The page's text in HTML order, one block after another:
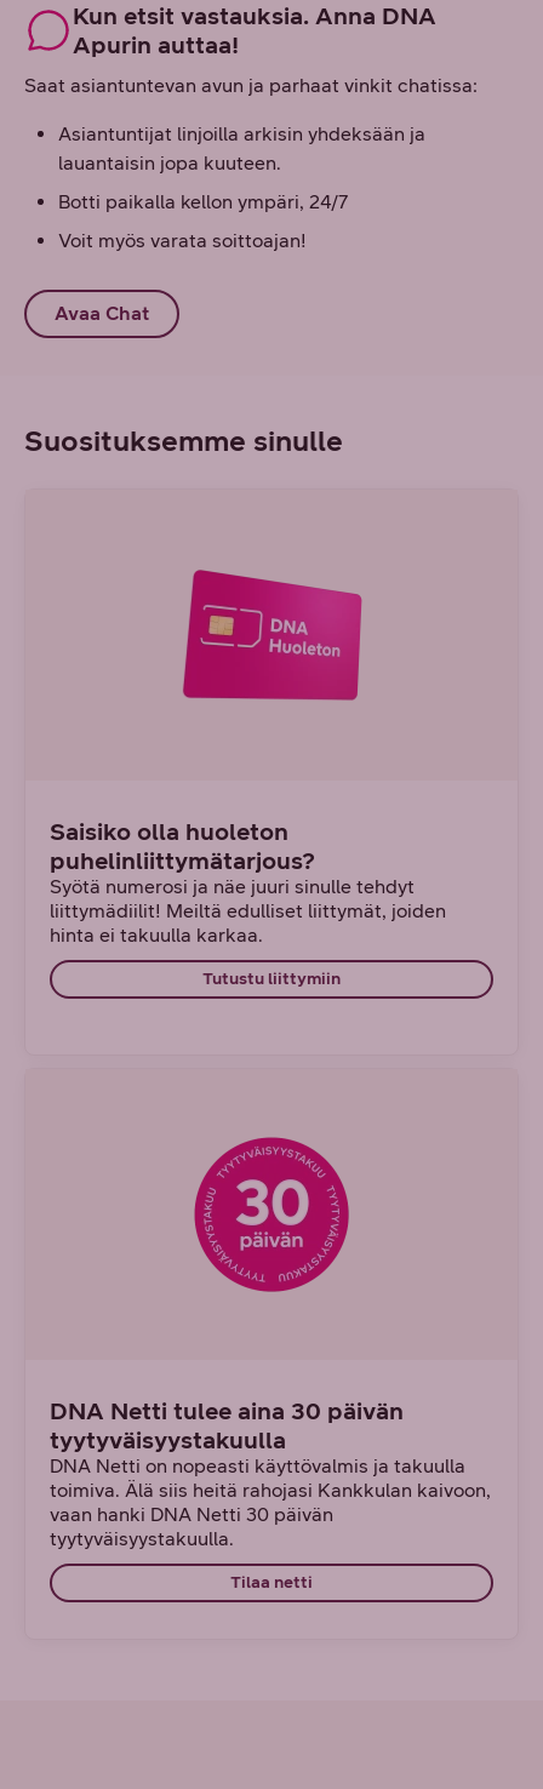
Kun etsit vastauksia. Anna DNA
Apurin auttaa!
Saat asiantuntevan avun ja parhaat vinkit chatissa:
Asiantuntijat linjoilla arkisin yhdeksään ja
lauantaisin jopa kuuteen.
Botti paikalla kellon ympäri, 24/7
Voit myös varata soittoajan!
Avaa Chat
Suosituksemme sinulle
Saisiko olla huoleton
puhelinliittymätarjous?
Syötä numerosi ja näe juuri sinulle tehdyt
liittymädiilit! Meiltä edulliset liittymät, joiden
hinta ei takuulla karkaa.
Tutustu liittymiin
DNA Netti tulee aina 30 päivän
tyytyväisyystakuulla
DNA Netti on nopeasti käyttövalmis ja takuulla
toimiva. Älä siis heitä rahojasi Kankkulan kaivoon,
vaan hanki DNA Netti 30 päivän
tyytyväisyystakuulla.
Tilaa netti